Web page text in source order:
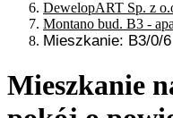
DewelopART Sp. z
Montano bud. B3 -
Mieszkanie: B3/0/6
Mieszkanie